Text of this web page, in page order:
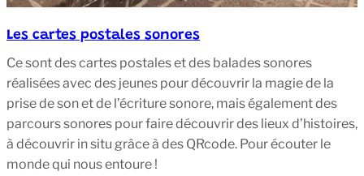
Les cartes postales sonores
Ce sont des cartes postales et des balades sonores
réalisées avec des jeunes pour découvrir la magie de la
prise de son et de l’écriture sonore, mais également des
parcours sonores pour faire découvrir des lieux d’histoires,
à découvrir in situ grâce à des QRcode. Pour écouter le
monde qui nous entoure !